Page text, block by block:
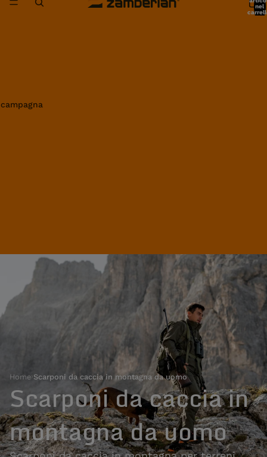
nel
Home›Scarponi da caccia in montagna da uomo
Scarponi da caccia in
montagna da uomo